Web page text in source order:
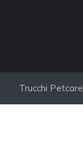
Trucchi Petcare